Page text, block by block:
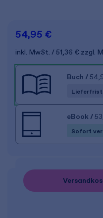
54,95 €
inkl. MwSt. 51,36 € zzgl.
Buch /
Lieferfrist
eBook /
Sofort